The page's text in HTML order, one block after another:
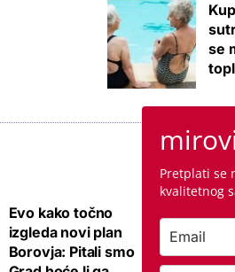
se
Evo kako točno
izgleda novi plan
Borovja: Pitali smo
Pretplati se
kvalitetnog